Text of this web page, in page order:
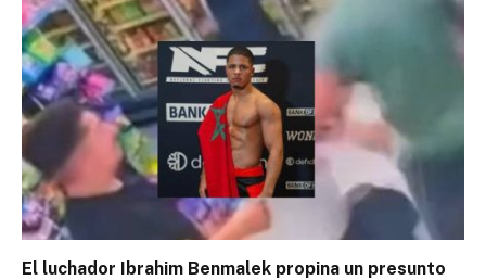
El luchador Ibrahim Benmalek propina un presunto